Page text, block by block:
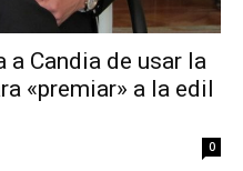
a Candia de usar la
«premiar» a la edil
0